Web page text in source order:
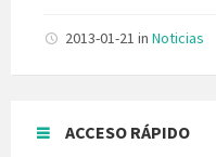
2013-01-21 in Noticias
ACCESO RÁPIDO